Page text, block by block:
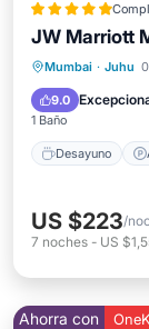
JW Marriott
Mumbai · Juhu
9.0
1 Baño
Desayuno
Spa
US $223/
7 noches - US
Ahorra con